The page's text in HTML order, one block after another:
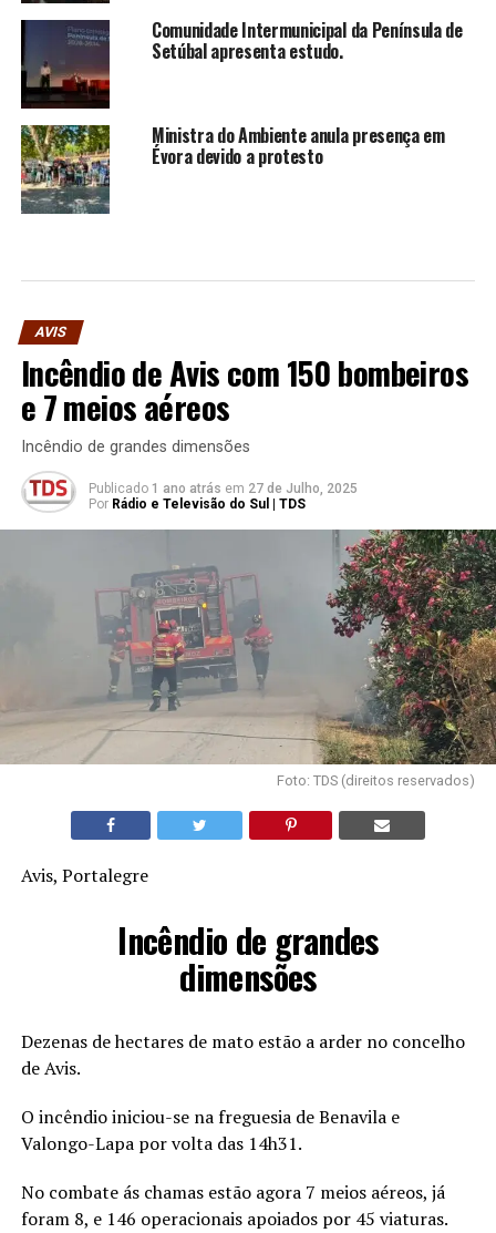
Comunidade Intermunicipal da Península de
Setúbal apresenta estudo.
Ministra do Ambiente anula presença em
Évora devido a protesto
AVIS
Incêndio de Avis com 150 bombeiros
e 7 meios aéreos
Incêndio de grandes dimensões
Publicado 1 ano atrás em 27 de Julho, 2025
Por Rádio e Televisão do Sul | TDS
Foto: TDS (direitos reservados)
Avis, Portalegre
Incêndio de grandes
dimensões
Dezenas de hectares de mato estão a arder no concelho
de Avis.
O incêndio iniciou-se na freguesia de Benavila e
Valongo-Lapa por volta das 14h31.
No combate ás chamas estão agora 7 meios aéreos, já
foram 8, e 146 operacionais apoiados por 45 viaturas.